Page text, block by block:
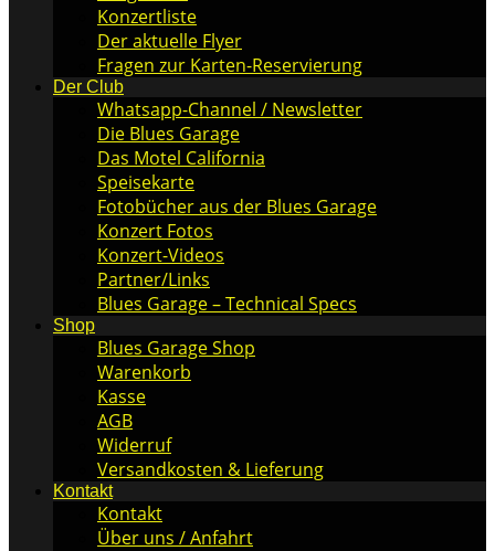
Konzertliste
Der aktuelle Flyer
Fragen zur Karten-Reservierung
Der Club
Whatsapp-Channel / Newsletter
Die Blues Garage
Das Motel California
Speisekarte
Fotobücher aus der Blues Garage
Konzert Fotos
Konzert-Videos
Partner/Links
Blues Garage – Technical Specs
Shop
Blues Garage Shop
Warenkorb
Kasse
AGB
Widerruf
Versandkosten & Lieferung
Kontakt
Kontakt
Über uns / Anfahrt